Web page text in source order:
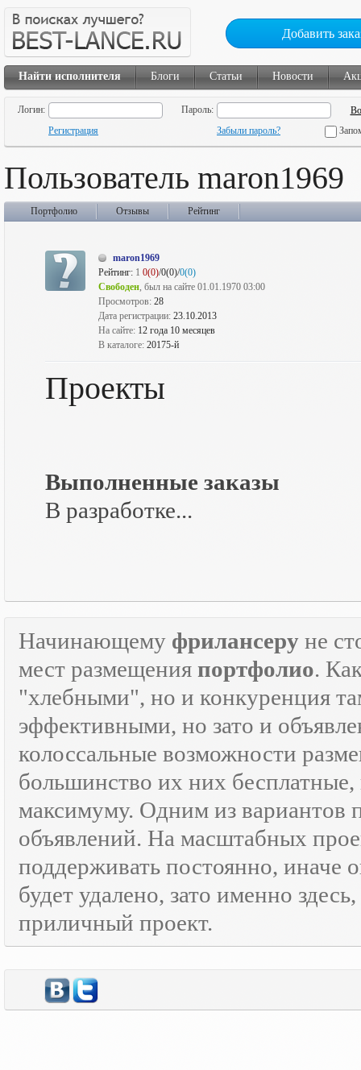
Добавить
Найти исполнителя Блоги Статьи Новости
Логин:
Пароль:
Регистрация
Забыли пароль?
Пользователь maron1969
Портфолио Отзывы Рейтинг
maron1969
Рейтинг: 1 0(0)/0(0)/0(0)
Свободен, был на сайте 01.01.1970 03:00
Просмотров: 28
Дата регистрации: 23.10.2013
На сайте: 12 года 10 месяцев
В каталоге: 20175-й
Проекты
Выполненные заказы
В разработке...
Начинающему фрилансеру не
мест размещения портфолио.
"хлебными", но и конкуренция
эффективными, но зато и
колоссальные возможности
большинство их них
максимуму. Одним из вариантов
объявлений. На масштабных
поддерживать постоянно, иначе
будет удалено, зато именно
приличный проект.